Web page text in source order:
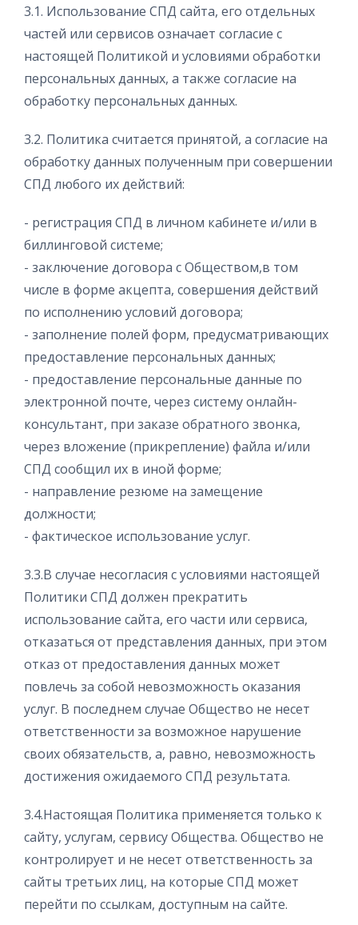
3.1. Использование СПД сайта, его отдельных
частей или сервисов означает согласие с
настоящей Политикой и условиями обработки
персональных данных, а также согласие на
обработку персональных данных.
3.2. Политика считается принятой, а согласие на
обработку данных полученным при совершении
СПД любого их действий:
- регистрация СПД в личном кабинете и/или в
биллинговой системе;
- заключение договора с Обществом,в том
числе в форме акцепта, совершения действий
по исполнению условий договора;
- заполнение полей форм, предусматривающих
предоставление персональных данных;
- предоставление персональные данные по
электронной почте, через систему онлайн-
консультант, при заказе обратного звонка,
через вложение (прикрепление) файла и/или
СПД сообщил их в иной форме;
- направление резюме на замещение
должности;
- фактическое использование услуг.
3.3.В случае несогласия с условиями настоящей
Политики СПД должен прекратить
использование сайта, его части или сервиса,
отказаться от представления данных, при этом
отказ от предоставления данных может
повлечь за собой невозможность оказания
услуг. В последнем случае Общество не несет
ответственности за возможное нарушение
своих обязательств, а, равно, невозможность
достижения ожидаемого СПД результата.
3.4.Настоящая Политика применяется только к
сайту, услугам, сервису Общества. Общество не
контролирует и не несет ответственность за
сайты третьих лиц, на которые СПД может
перейти по ссылкам, доступным на сайте.